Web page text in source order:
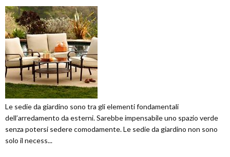
Le sedie da giardino sono tra gli elementi fondamentali
dell’arredamento da esterni. Sarebbe impensabile uno spazio verde
senza potersi sedere comodamente. Le sedie da giardino non sono
solo il necess...